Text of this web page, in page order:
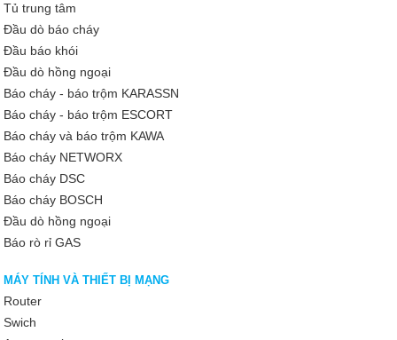
Tủ trung tâm
Đầu dò báo cháy
Đầu báo khói
Đầu dò hồng ngoại
Báo cháy - báo trộm KARASSN
Báo cháy - báo trộm ESCORT
Báo cháy và báo trộm KAWA
Báo cháy NETWORX
Báo cháy DSC
Báo cháy BOSCH
Đầu dò hồng ngoại
Báo rò rỉ GAS
MÁY TÍNH VÀ THIẾT BỊ MẠNG
Router
Swich